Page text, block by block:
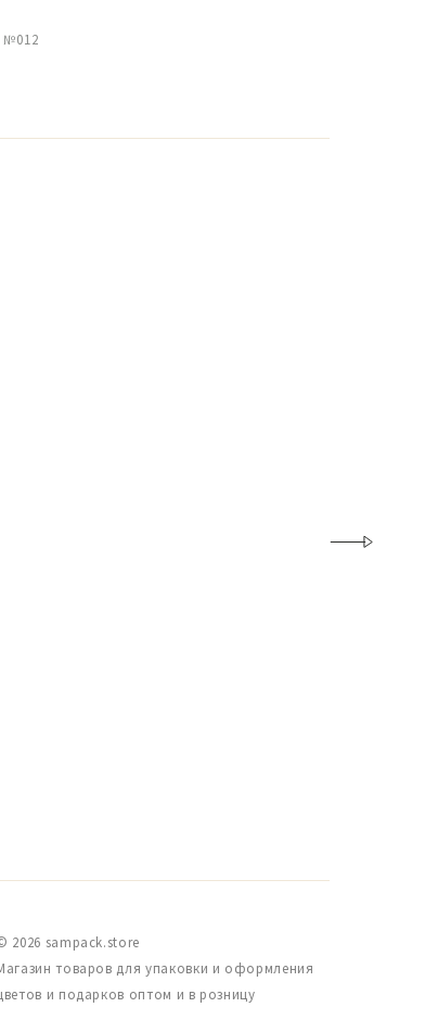
№012
2026 sampack.store
товаров для упаковки и оформления
и подарков оптом и в розницу